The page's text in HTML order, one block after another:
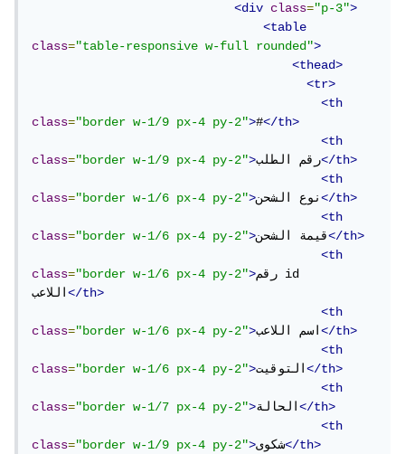
<div
class="p-3">
<table
class="table-responsive w-full rounded">
<thead>
<tr>
<th
class="border w-1/9 px-4 py-2">#</th>
<th
class="border w-1/9 px-4 py-2">رقم الطلب</th>
<th
class="border w-1/6 px-4 py-2">نوع الشحن</th>
<th
class="border w-1/6 px-4 py-2">قيمة الشحن</th>
<th
class="border w-1/6 px-4 py-2">رقم id
اللاعب</th>
<th
class="border w-1/6 px-4 py-2">اسم اللاعب</th>
<th
class="border w-1/6 px-4 py-2">التوقيت</th>
<th
class="border w-1/7 px-4 py-2">الحالة</th>
<th
class="border w-1/9 px-4 py-2">شكوى</th>